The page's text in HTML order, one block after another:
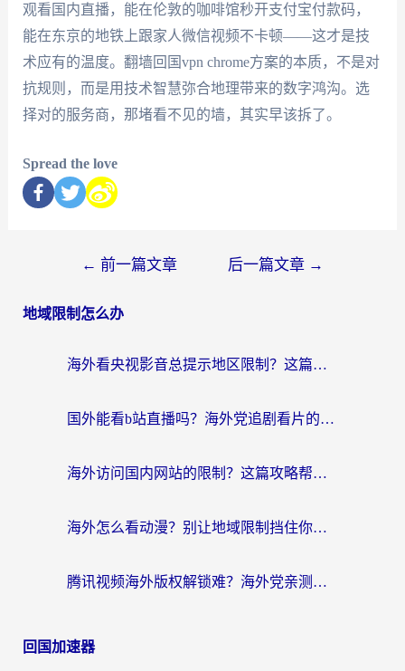
观看国内直播，能在伦敦的咖啡馆秒开支付宝付款码，
能在东京的地铁上跟家人微信视频不卡顿——这才是技
术应有的温度。翻墙回国vpn chrome方案的本质，不是对
抗规则，而是用技术智慧弥合地理带来的数字鸿沟。选
择对的服务商，那堵看不见的墙，其实早该拆了。
Spread the love
← 前一篇文章 后一篇文章 →
地域限制怎么办
海外看央视影音总提示地区限制？这篇教你选对回国加速器，流畅追剧不踩坑
国外能看b站直播吗？海外党追剧看片的终极解决方案来了
海外访问国内网站的限制？这篇攻略帮你无缝解锁12306、12123和国内影音
海外怎么看动漫？别让地域限制挡住你的追番快乐
腾讯视频海外版权解锁难？海外党亲测：选对回国加速器，追剧观影零障碍
回国加速器